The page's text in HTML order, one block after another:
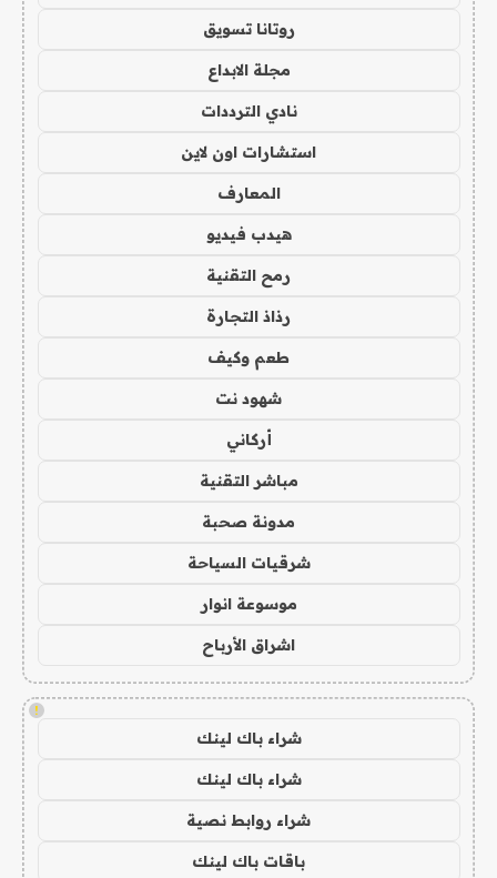
روتانا تسويق
مجلة الابداع
نادي الترددات
استشارات اون لاين
المعارف
هيدب فيديو
رمح التقنية
رذاذ التجارة
طعم وكيف
شهود نت
أركاني
مباشر التقنية
مدونة صحبة
شرقيات السياحة
موسوعة انوار
اشراق الأرباح
!
شراء باك لينك
شراء باك لينك
شراء روابط نصية
باقات باك لينك